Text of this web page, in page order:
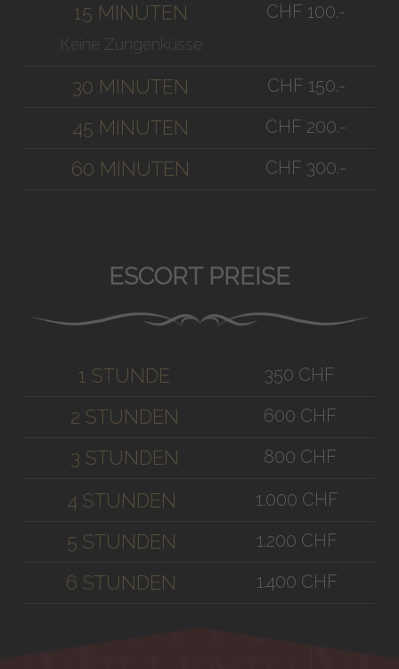
15 MINUTEN
Keine Zungenküsse
CHF 100.-
30 MINUTEN CHF 150.-
45 MINUTEN CHF 200.-
60 MINUTEN CHF 300.-
ESCORT PREISE
1 STUNDE 350 CHF
2 STUNDEN 600 CHF
3 STUNDEN 800 CHF
4 STUNDEN 1.000 CHF
5 STUNDEN 1.200 CHF
6 STUNDEN 1.400 CHF